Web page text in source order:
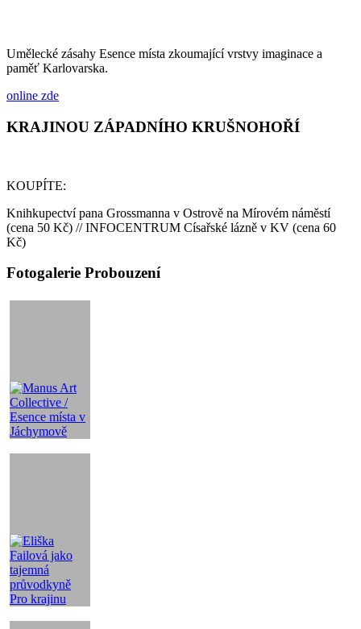
Umělecké zásahy Esence místa zkoumající vrstvy imaginace a
paměť Karlovarska.
online zde
KRAJINOU ZÁPADNÍHO KRUŠNOHOŘÍ
KOUPÍTE:
Knihkupectví pana Grossmanna v Ostrově na Mírovém náměstí
(cena 50 Kč) // INFOCENTRUM Císařské lázně v KV (cena 60
Kč)
Fotogalerie Probouzení